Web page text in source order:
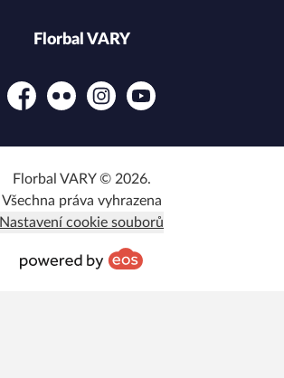
Florbal VARY
FacebookFlickr InstagramYouTube
Florbal VARY © 2026.
Všechna práva vyhrazena
Nastavení cookie souborů